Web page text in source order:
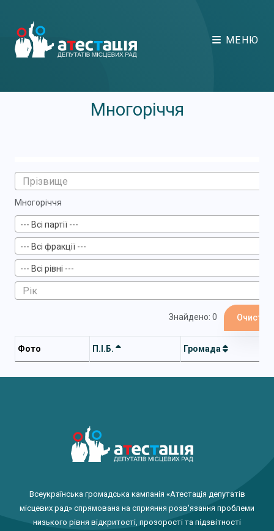
МЕНЮ
Многоріччя
Многоріччя
--- Всі партії ---
--- Всі фракції ---
--- Всі рівні ---
Знайдено: 0
Фото П.І.Б. Громада
Всеукраїнська громадська кампанія «Атестація депутатів
місцевих рад» спрямована на сприяння розв'язання проблеми
низького рівня відкритості, прозорості та підзвітності